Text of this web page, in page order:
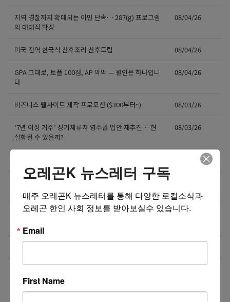
지역 경찰까지 확대되는 이민 단속… 287(g) 프로그램
의 대대적 확장
08/04/26
미국 전역 한국식 산후조리 산후드림 08/04/26
GPA 그대로, 토플 100점, AP 막막 — 원인은 하나입니
다
08/04/26
비즈니스 웹사이트 제작 프로모션 ($300부터~) 08/03/26
‘7년 이상 거주’ 장기체류자 영주권 법안 재추진… 현
실화될 수 있을까?
08/03/26
08/02/26
액막이가 필요한 지금! 저주를 막아주는 타로부적을 저
장하세요
[8월 무료] 공대 교수가 설명하는 AP Physics1 물리
08/01/26
오레곤K 뉴스레터 구독
매주 오레곤K 뉴스레터를 통해 다양한 로컬소식과
오레곤 한인 사회 정보를 받아보실수 있습니다.
Email
First Name